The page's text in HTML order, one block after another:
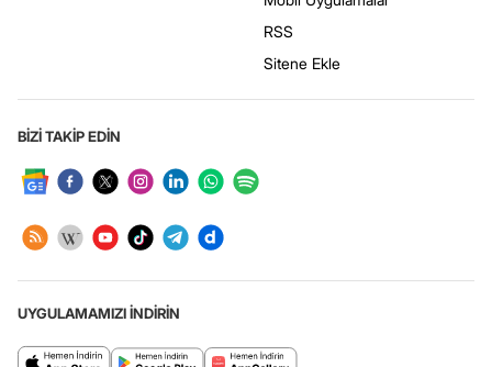
RSS
Sitene Ekle
BİZİ TAKİP EDİN
UYGULAMAMIZI İNDİRİN